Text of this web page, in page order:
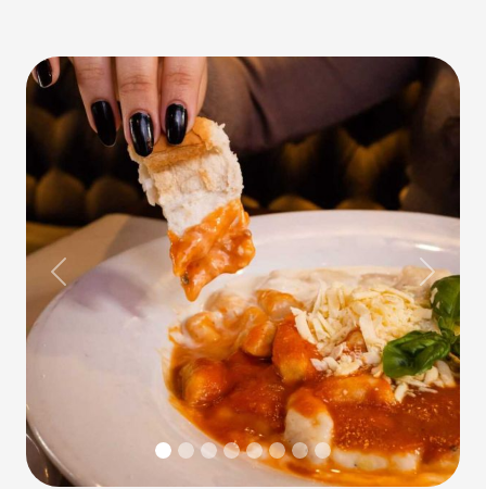
Previous Next